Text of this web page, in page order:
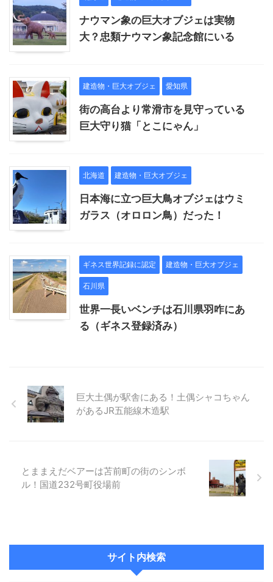
ナウマン象の巨大オブジェは実物
大？忠類ナウマン象記念館にいる
建造物・巨大オブジェ 愛知県
街の高台より常滑市を見守っている
巨大守り猫「とこにゃん」
北海道 建造物・巨大オブジェ
日本海に立つ巨大鳥オブジェはウミ
ガラス（オロロン鳥）だった！
ギネス世界記録に認定 建造物・巨大オブジェ
石川県
世界一長いベンチは石川県羽咋にあ
る（ギネス登録済み）
巨大土偶が駅舎にある！土偶シャコちゃん
があるJR五能線木造駅
とままえだベアーは苫前町の街のシンボ
ル！国道232号町役場前
サイト内検索